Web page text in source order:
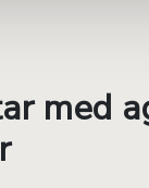
med